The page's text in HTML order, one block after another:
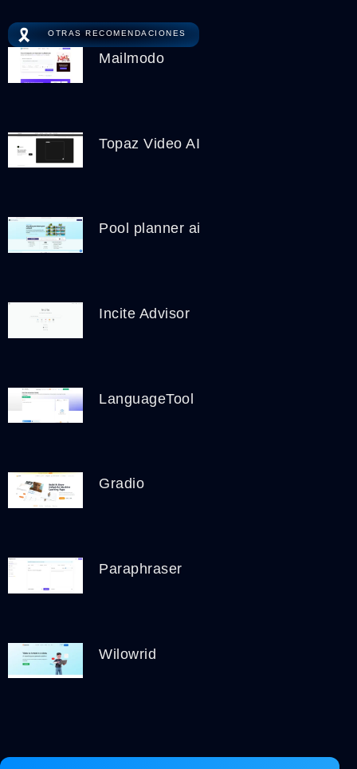
🎗️ OTRAS RECOMENDACIONES
Mailmodo
Topaz Video AI
Pool planner ai
Incite Advisor
LanguageTool
Gradio
Paraphraser
Wilowrid